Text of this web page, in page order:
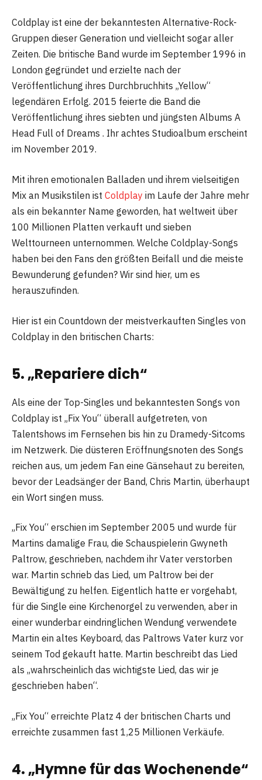
Coldplay ist eine der bekanntesten Alternative-Rock-
Gruppen dieser Generation und vielleicht sogar aller
Zeiten. Die britische Band wurde im September 1996 in
London gegründet und erzielte nach der
Veröffentlichung ihres Durchbruchhits „Yellow“
legendären Erfolg. 2015 feierte die Band die
Veröffentlichung ihres siebten und jüngsten Albums A
Head Full of Dreams . Ihr achtes Studioalbum erscheint
im November 2019.
Mit ihren emotionalen Balladen und ihrem vielseitigen
Mix an Musikstilen ist Coldplay im Laufe der Jahre mehr
als ein bekannter Name geworden, hat weltweit über
100 Millionen Platten verkauft und sieben
Welttourneen unternommen. Welche Coldplay-Songs
haben bei den Fans den größten Beifall und die meiste
Bewunderung gefunden? Wir sind hier, um es
herauszufinden.
Hier ist ein Countdown der meistverkauften Singles von
Coldplay in den britischen Charts:
5. „Repariere dich“
Als eine der Top-Singles und bekanntesten Songs von
Coldplay ist „Fix You“ überall aufgetreten, von
Talentshows im Fernsehen bis hin zu Dramedy-Sitcoms
im Netzwerk. Die düsteren Eröffnungsnoten des Songs
reichen aus, um jedem Fan eine Gänsehaut zu bereiten,
bevor der Leadsänger der Band, Chris Martin, überhaupt
ein Wort singen muss.
„Fix You“ erschien im September 2005 und wurde für
Martins damalige Frau, die Schauspielerin Gwyneth
Paltrow, geschrieben, nachdem ihr Vater verstorben
war. Martin schrieb das Lied, um Paltrow bei der
Bewältigung zu helfen. Eigentlich hatte er vorgehabt,
für die Single eine Kirchenorgel zu verwenden, aber in
einer wunderbar eindringlichen Wendung verwendete
Martin ein altes Keyboard, das Paltrows Vater kurz vor
seinem Tod gekauft hatte. Martin beschreibt das Lied
als „wahrscheinlich das wichtigste Lied, das wir je
geschrieben haben“.
„Fix You“ erreichte Platz 4 der britischen Charts und
erreichte zusammen fast 1,25 Millionen Verkäufe.
4. „Hymne für das Wochenende“